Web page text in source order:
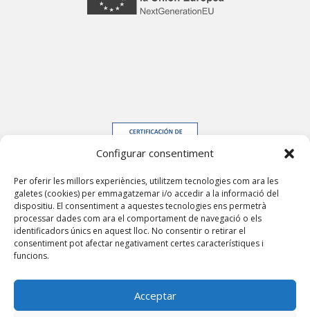
Configurar consentiment
Per oferir les millors experiències, utilitzem tecnologies com ara les
galetes (cookies) per emmagatzemar i/o accedir a la informació del
dispositiu. El consentiment a aquestes tecnologies ens permetrà
processar dades com ara el comportament de navegació o els
identificadors únics en aquest lloc. No consentir o retirar el
consentiment pot afectar negativament certes característiques i
funcions.
Acceptar